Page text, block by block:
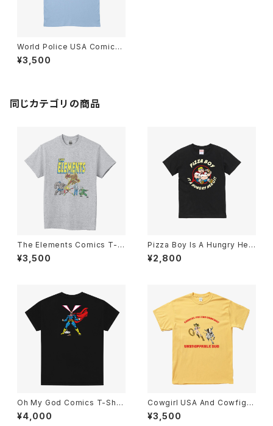
World Police USA Comics
T-Shirts Light Blue
¥3,500
同じカテゴリの商品
The Elements Comics T-S
hirts Sport Grey
¥3,500
Pizza Boy Is A Hungry Her
o!! Comics Kids T-Shirts Bl
ack
¥2,800
Oh My God Comics T-Shirt
s Black
¥4,000
Cowgirl USA And Cowfight
Comics T-Shirts Vegas Gol
d
¥3,500